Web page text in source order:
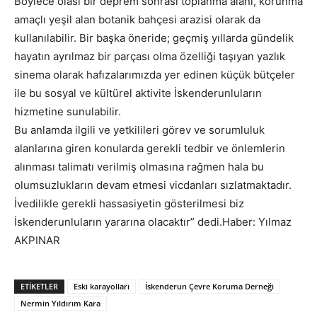
amaçlı yeşil alan botanik bahçesi arazisi olarak da
kullanılabilir. Bir başka öneride; geçmiş yıllarda gündelik
hayatın ayrılmaz bir parçası olma özelliği taşıyan yazlık
sinema olarak hafızalarımızda yer edinen küçük bütçeler
ile bu sosyal ve kültürel aktivite İskenderunluların
hizmetine sunulabilir.
Bu anlamda ilgili ve yetkilileri görev ve sorumluluk
alanlarına giren konularda gerekli tedbir ve önlemlerin
alınması talimatı verilmiş olmasına rağmen hala bu
olumsuzlukların devam etmesi vicdanları sızlatmaktadır.
İvedilikle gerekli hassasiyetin gösterilmesi biz
İskenderunluların yararına olacaktır” dedi.Haber: Yılmaz
AKPINAR
ETIKETLER Eski karayolları
İskenderun Çevre Koruma Derneği
Nermin Yıldırım Kara